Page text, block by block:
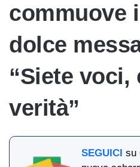
commuove
dolce
“Siete voci,
verità”
SEGUICI su